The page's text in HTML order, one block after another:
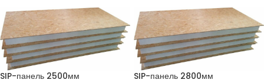
SIP-панель 2500мм
SIP-панель 2800мм